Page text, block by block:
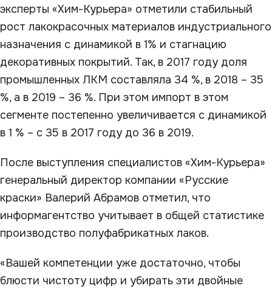
эксперты «Хим-Курьера» отметили стабильный
рост лакокрасочных материалов индустриального
назначения с динамикой в 1% и стагнацию
декоративных покрытий. Так, в 2017 году доля
промышленных ЛКМ составляла 34 %, в 2018 – 35
%, а в 2019 – 36 %. При этом импорт в этом
сегменте постепенно увеличивается с динамикой
в 1 % – с 35 в 2017 году до 36 в 2019.
После выступления специалистов «Хим-Курьера»
генеральный директор компании «Русские
краски» Валерий Абрамов отметил, что
информагентство учитывает в общей статистике
производство полуфабрикатных лаков.
«Вашей компетенции уже достаточно, чтобы
блюсти чистоту цифр и убирать эти двойные